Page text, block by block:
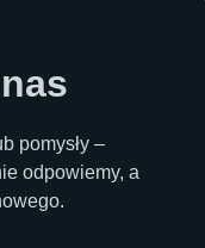
pomysły –
odpowiemy, a